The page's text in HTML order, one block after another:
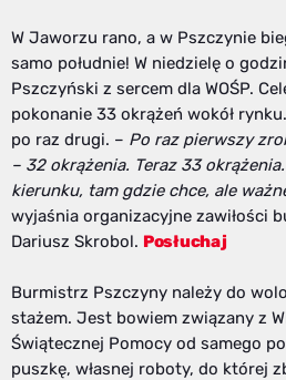
W Jaworzu rano, a w Pszczynie
samo południe! W niedzielę o
Pszczyński z sercem dla WOŚP.
pokonanie 33 okrążeń wokół
po raz drugi. – Po raz pierwszy
– 32 okrążenia. Teraz 33
kierunku, tam gdzie chce, ale
wyjaśnia organizacyjne zawiłości
Dariusz Skrobol. Posłuchaj
Burmistrz Pszczyny należy do
stażem. Jest bowiem związany z
Świątecznej Pomocy od samego
puszkę, własnej roboty, do której